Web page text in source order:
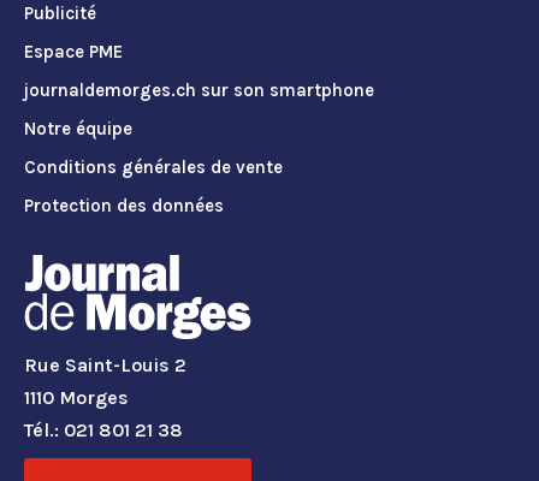
Publicité
Espace PME
journaldemorges.ch sur son smartphone
Notre équipe
Conditions générales de vente
Protection des données
Rue Saint-Louis 2
1110 Morges
Tél.: 021 801 21 38